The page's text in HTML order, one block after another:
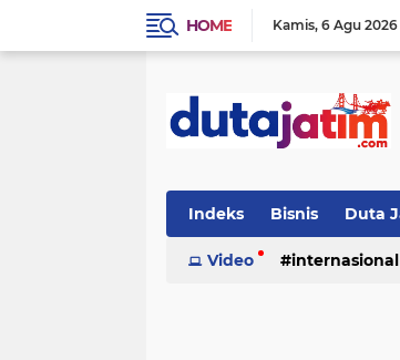
HOME Kamis 6 Agu 2026
Indeks Bisnis Duta
Video internasional